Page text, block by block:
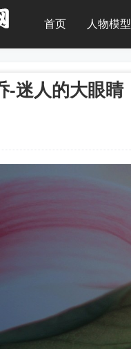
首页 人物模型
-迷人的大眼睛